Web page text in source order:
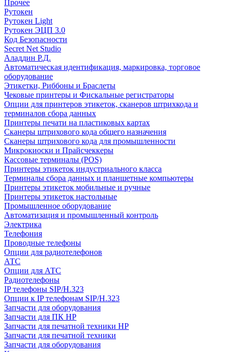
Прочее
Рутокен
Рутокен Light
Рутокен ЭЦП 3.0
Код Безопасности
Secret Net Studio
Аладдин Р.Д.
Автоматическая идентификация, маркировка, торговое
оборудование
Этикетки, Риббоны и Браслеты
Чековые принтеры и Фискальные регистраторы
Опции для принтеров этикеток, сканеров штрихкода и
терминалов сбора данных
Принтеры печати на пластиковых картах
Сканеры штрихового кода общего назначения
Сканеры штрихового кода для промышленности
Микрокиоски и Прайсчеккеры
Кассовые терминалы (POS)
Принтеры этикеток индустриального класса
Терминалы сбора данных и планшетные компьютеры
Принтеры этикеток мобильные и ручные
Принтеры этикеток настольные
Промышленное оборудование
Автоматизация и промышленный контроль
Электрика
Телефония
Проводные телефоны
Опции для радиотелефонов
АТС
Опции для АТС
Радиотелефоны
IP телефоны SIP/H.323
Опции к IP телефонам SIP/H.323
Запчасти для оборудования
Запчасти для ПК HP
Запчасти для печатной техники HP
Запчасти для печатной техники
Запчасти для оборудования